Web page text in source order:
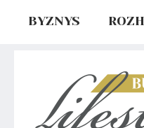
BYZNYS